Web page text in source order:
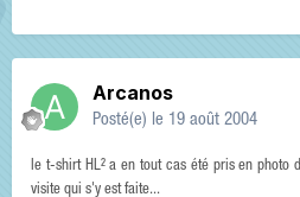
Arcanos
Posté(e) le 19 août 2004
le t-shirt HL² a en tout cas été pris en photo
visite qui s'y est faite...